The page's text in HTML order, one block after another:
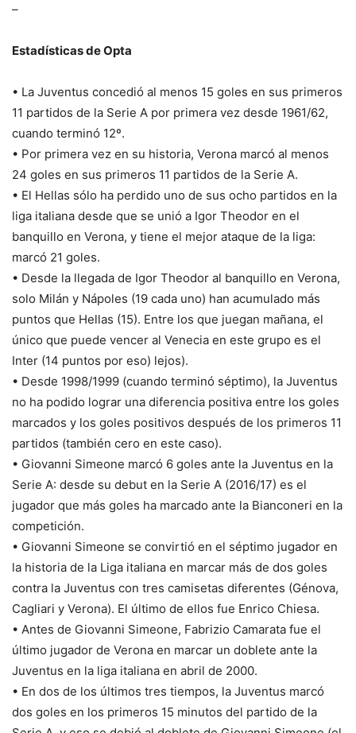
–
Estadísticas de Opta
• La Juventus concedió al menos 15 goles en sus primeros
11 partidos de la Serie A por primera vez desde 1961/62,
cuando terminó 12º.
• Por primera vez en su historia, Verona marcó al menos
24 goles en sus primeros 11 partidos de la Serie A.
• El Hellas sólo ha perdido uno de sus ocho partidos en la
liga italiana desde que se unió a Igor Theodor en el
banquillo en Verona, y tiene el mejor ataque de la liga:
marcó 21 goles.
• Desde la llegada de Igor Theodor al banquillo en Verona,
solo Milán y Nápoles (19 cada uno) han acumulado más
puntos que Hellas (15). Entre los que juegan mañana, el
único que puede vencer al Venecia en este grupo es el
Inter (14 puntos por eso) lejos).
• Desde 1998/1999 (cuando terminó séptimo), la Juventus
no ha podido lograr una diferencia positiva entre los goles
marcados y los goles positivos después de los primeros 11
partidos (también cero en este caso).
• Giovanni Simeone marcó 6 goles ante la Juventus en la
Serie A: desde su debut en la Serie A (2016/17) es el
jugador que más goles ha marcado ante la Bianconeri en la
competición.
• Giovanni Simeone se convirtió en el séptimo jugador en
la historia de la Liga italiana en marcar más de dos goles
contra la Juventus con tres camisetas diferentes (Génova,
Cagliari y Verona). El último de ellos fue Enrico Chiesa.
• Antes de Giovanni Simeone, Fabrizio Camarata fue el
último jugador de Verona en marcar un doblete ante la
Juventus en la liga italiana en abril de 2000.
• En dos de los últimos tres tiempos, la Juventus marcó
dos goles en los primeros 15 minutos del partido de la